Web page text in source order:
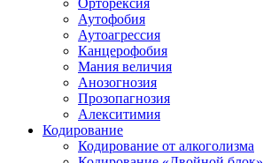
Орторексия
Аутофобия
Аутоагрессия
Канцерофобия
Мания величия
Анозогнозия
Прозопагнозия
Алекситимия
Кодирование
Кодирование от алкоголизма